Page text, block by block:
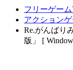
フリーゲー
アクションゲ
Re.がんばり
版」 [